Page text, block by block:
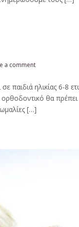
a comment
παιδιά ηλικίας
θα πρέπει
[…]